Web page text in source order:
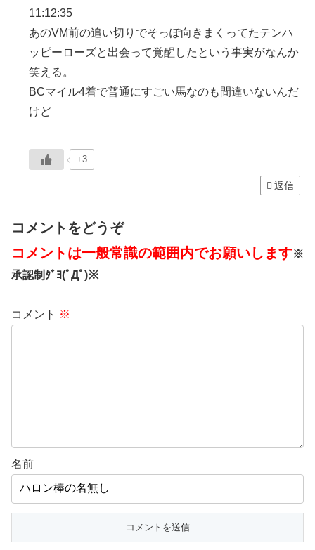
11:12:35
あのVM前の追い切りでそっぽ向きまくってたテンハ
ッピーローズと出会って覚醒したという事実がなんか
笑える。
BCマイル4着で普通にすごい馬なのも間違いないんだ
けど
+3
返信
コメントをどうぞ
コメントは一般常識の範囲内でお願いします※
承認制ﾀﾞﾖ(ﾟДﾟ)※
コメント ※
名前